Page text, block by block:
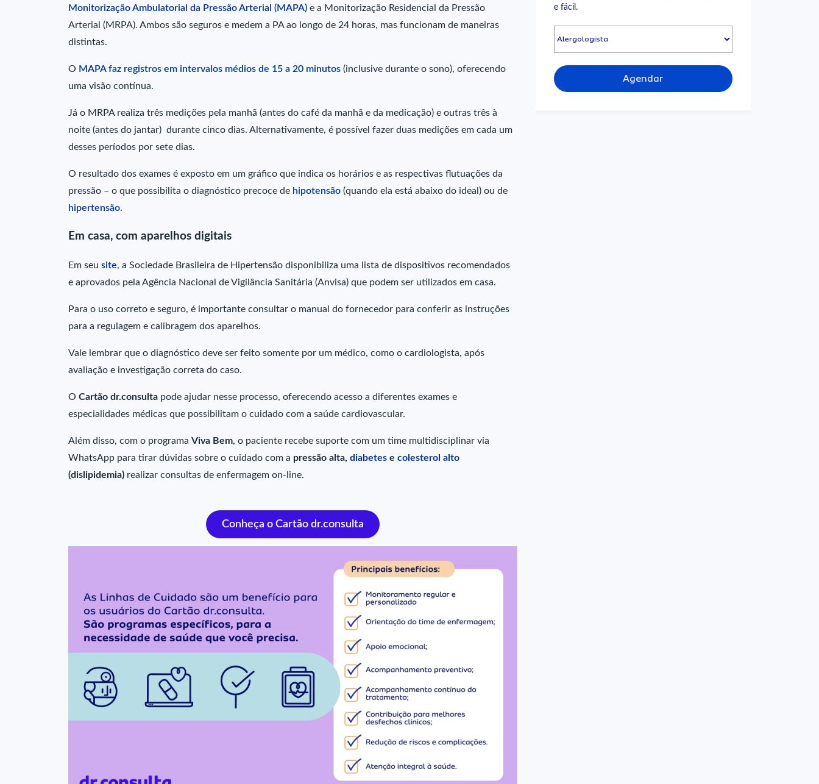
Monitorização Ambulatorial da Pressão Arterial (MAPA) e a Monitorização Residencial da Pressão
Arterial (MRPA). Ambos são seguros e medem a PA ao longo de 24 horas, mas funcionam de maneiras
distintas.
O MAPA faz registros em intervalos médios de 15 a 20 minutos (inclusive durante o sono), oferecendo
uma visão contínua.
Já o MRPA realiza três medições pela manhã (antes do café da manhã e da medicação) e outras três à
noite (antes do jantar) durante cinco dias. Alternativamente, é possível fazer duas medições em cada um
desses períodos por sete dias.
O resultado dos exames é exposto em um gráfico que indica os horários e as respectivas flutuações da
pressão – o que possibilita o diagnóstico precoce de hipotensão (quando ela está abaixo do ideal) ou de
hipertensão.
Em casa, com aparelhos digitais
Em seu site, a Sociedade Brasileira de Hipertensão disponibiliza uma lista de dispositivos recomendados
e aprovados pela Agência Nacional de Vigilância Sanitária (Anvisa) que podem ser utilizados em casa.
Para o uso correto e seguro, é importante consultar o manual do fornecedor para conferir as instruções
para a regulagem e calibragem dos aparelhos.
Vale lembrar que o diagnóstico deve ser feito somente por um médico, como o cardiologista, após
avaliação e investigação correta do caso.
O Cartão dr.consulta pode ajudar nesse processo, oferecendo acesso a diferentes exames e
especialidades médicas que possibilitam o cuidado com a saúde cardiovascular.
Além disso, com o programa Viva Bem, o paciente recebe suporte com um time multidisciplinar via
WhatsApp para tirar dúvidas sobre o cuidado com a pressão alta, diabetes e colesterol alto
(dislipidemia) realizar consultas de enfermagem on-line.
Conheça o Cartão dr.consulta
e fácil.
Agendar